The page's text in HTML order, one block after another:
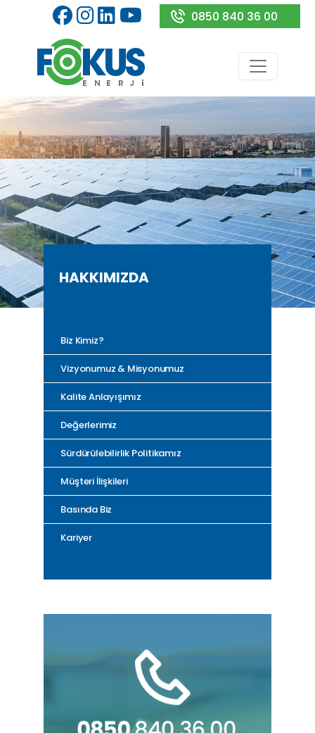
0850 840 36 00
HAKKIMIZDA
Biz Kimiz?
Vizyonumuz & Misyonumuz
Kalite Anlayışımız
Değerlerimiz
Sürdürülebilirlik Politikamız
Müşteri İlişkileri
Basında Biz
Kariyer